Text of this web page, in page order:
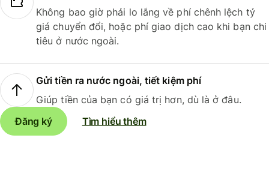
Không bao giờ phải lo lắng về phí chênh lệch tỷ
giá chuyển đổi, hoặc phí giao dịch cao khi bạn chi
tiêu ở nước ngoài.
Gửi tiền ra nước ngoài, tiết kiệm phí
Giúp tiền của bạn có giá trị hơn, dù là ở đâu.
Đăng ký
Tìm hiểu thêm